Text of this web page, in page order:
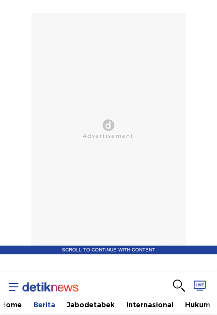
SCROLL TO CONTINUE WITH CONTENT
Home Berita Jabodetabek Internasional Hukum